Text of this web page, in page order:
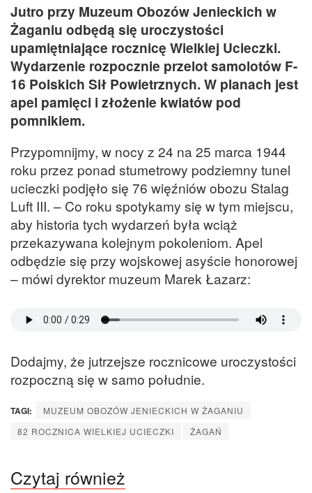
Jutro przy Muzeum Obozów Jenieckich w
Żaganiu odbędą się uroczystości
upamiętniające rocznicę Wielkiej Ucieczki.
Wydarzenie rozpocznie przelot samolotów F-
16 Polskich Sił Powietrznych. W planach jest
apel pamięci i złożenie kwiatów pod
pomnikiem.
Przypomnijmy, w nocy z 24 na 25 marca 1944
roku przez ponad stumetrowy podziemny tunel
ucieczki podjęło się 76 więźniów obozu Stalag
Luft III. – Co roku spotykamy się w tym miejscu,
aby historia tych wydarzeń była wciąż
przekazywana kolejnym pokoleniom. Apel
odbędzie się przy wojskowej asyście honorowej
– mówi dyrektor muzeum Marek Łazarz:
Dodajmy, że jutrzejsze rocznicowe uroczystości
rozpoczną się w samo południe.
TAGI:
MUZEUM OBOZÓW JENIECKICH W ŻAGANIU
82 ROCZNICA WIELKIEJ UCIECZKI
ŻAGAŃ
Czytaj również